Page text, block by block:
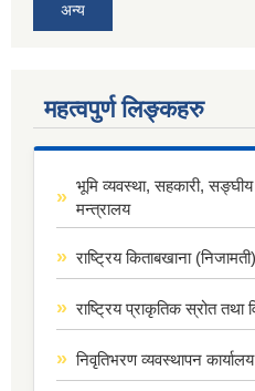
अन्य
महत्वपुर्ण लिङ्कहरु
भूमि व्यवस्था, सहकारी,
मन्त्रालय
राष्ट्रिय किताबखाना (निजामती)
राष्ट्रिय प्राकृतिक स्रोत तथा
निवृतिभरण व्यवस्थापन कार्यालय